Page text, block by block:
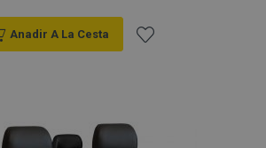
Anadir A La Cesta
Lista